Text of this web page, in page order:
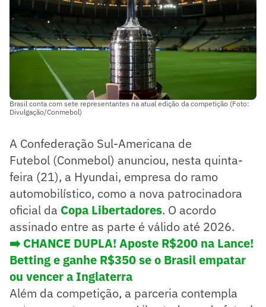
Brasil conta com sete representantes na atual edição da competição (Foto:
Divulgação/Conmebol)
A Confederação Sul-Americana de
Futebol (Conmebol) anunciou, nesta quinta-
feira (21), a Hyundai, empresa do ramo
automobilístico, como a nova patrocinadora
oficial da Copa Libertadores. O acordo
assinado entre as parte é válido até 2026.
➡️ CHANCE DUPLA! Aposte R$200 na Lance!
Betting e ganhe R$350 se o Brasil empatar
ou vencer a Inglaterra
Além da competição, a parceria contempla